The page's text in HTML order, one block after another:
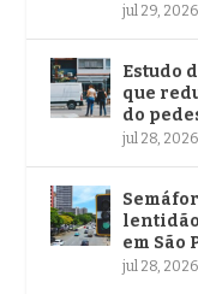
jul 29, 2026
Estudo
que
do
jul 28, 2026
em São
jul 28, 2026